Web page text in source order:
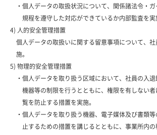
・個人データの取扱状況について、関係諸法令・
規程を遵守した対応ができているか内部監査を実
4) 人的安全管理措置
個人データの取扱いに関する留意事項について、
施。
5) 物理的安全管理措置
・個人データを取り扱う区域において、社員の入
機器等の制限を行うとともに、権限を有しない
覧を防止する措置を実施。
・個人データを取り扱う機器、電子媒体及び書類
止するための措置を講じるとともに、事業所内